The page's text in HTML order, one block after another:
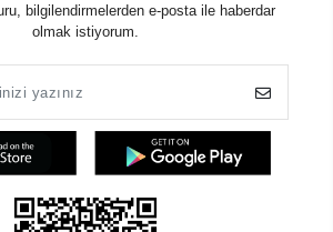
bilgilendirmelerden e-posta ile haberdar
olmak istiyorum.